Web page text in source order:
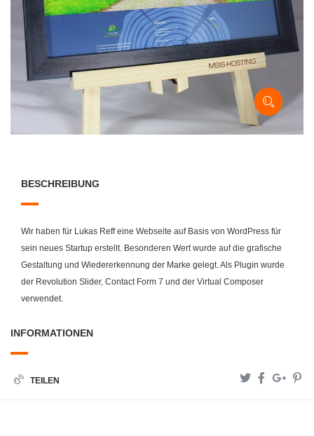
BESCHREIBUNG
Wir haben für Lukas Reff eine Webseite auf Basis von WordPress für
sein neues Startup erstellt. Besonderen Wert wurde auf die grafische
Gestaltung und Wiedererkennung der Marke gelegt. Als Plugin wurde
der Revolution Slider, Contact Form 7 und der Virtual Composer
verwendet.
INFORMATIONEN
TEILEN